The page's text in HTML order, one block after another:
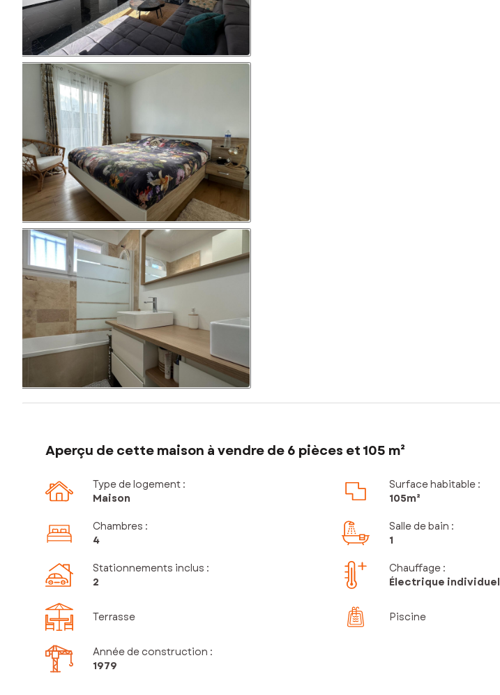
Aperçu de cette maison à vendre de 6 pièces et 105 m²
Type de logement :
Maison
Surface habitable :
105m²
Chambres :
4
Salle de bain :
1
Stationnements inclus :
2
Chauffage :
Électrique individuel
Terrasse Piscine
Année de construction :
1979